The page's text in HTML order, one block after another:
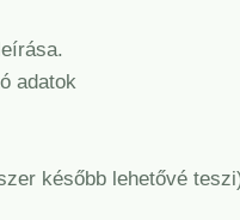
adatok
később lehetővé